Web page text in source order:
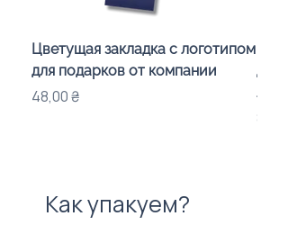
Цветущая закладка с логотипом
для подарков от компании
Цена
48,00 ₴
для
Цена
Как упакуем?